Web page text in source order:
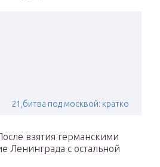
21,битва под москвой: кратко
взятия германскими
Ленинграда с остальной